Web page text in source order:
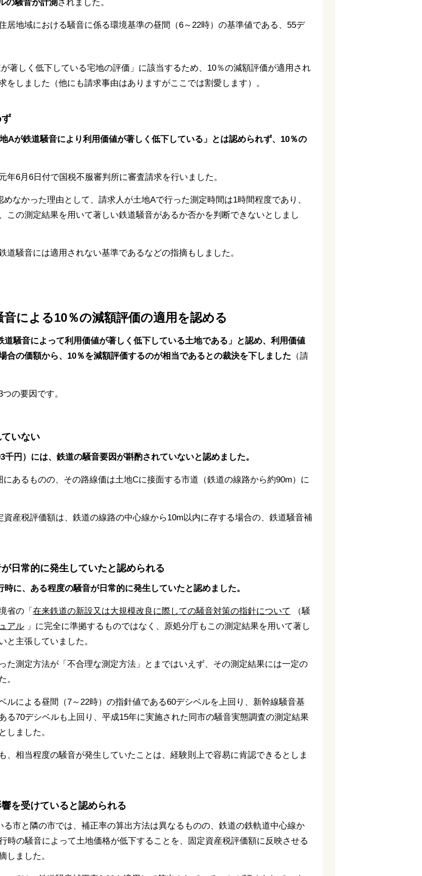
の騒音が計測 されました。
居地域における騒音に係る環境基準の昼間（6～22時）の基準値である、55デ
著しく低下している宅地の評価」に該当するため、10％の減額評価が適用され
をしました（他にも請求事由はありますがここでは割愛します）。
Aが鉄道騒音により利用価値が著しく低下している」とは認められず、10％の
年6月6日付で国税不服審判所に審査請求を行いました。
なかった理由として、請求人が土地Aで行った測定時間は1時間程度であり、
この測定結果を用いて著しい鉄道騒音があるか否かを判断できないとしまし
道騒音には適用されない基準であるなどの指摘もしました。
による10％の減額評価の適用を認める
道騒音によって利用価値が著しく低下している土地である」と認め、利用価値
合の価額から、10％を減額評価するのが相当であるとの裁決を下しました （請
の要因です。
いない
円）には、鉄道の騒音要因が斟酌されていないと認めました。
あるものの、その路線価は土地Cに接面する市道（鉄道の線路から約90m）に
産税評価額は、鉄道の線路の中心線から10m以内に存する場合の、鉄道騒音補
日常的に発生していたと認められる
に、ある程度の騒音が日常的に発生していたと認めました。
省の「 在来鉄道の新設又は大規模改良に際しての騒音対策の指針について
（騒
アル 」に完全に準拠するものではなく、原処分庁もこの測定結果を用いて著し
と主張していました。
た測定方法が「不合理な測定方法」とまではいえず、その測定結果には一定の
。
ルによる昼間（7～22時）の指針値である60デシベルを上回り、新幹線騒音基
る70デシベルも上回り、平成15年に実施された同市の騒音実態調査の測定結果
しました。
、相当程度の騒音が発生していたことは、経験則上で容易に肯認できるとしま
を受けていると認められる
市と隣の市では、補正率の算出方法は異なるものの、鉄道の鉄軌道中心線か
時の騒音によって土地価格が低下することを、固定資産税評価額に反映させる
しました。